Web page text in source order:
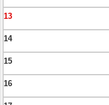
13
14
15
16